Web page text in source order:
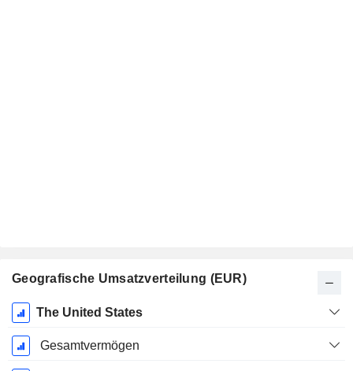
Geografische Umsatzverteilung (EUR)
Ende d.
Geschäftsjahres:
Dezember
The United States
Gesamtvermögen